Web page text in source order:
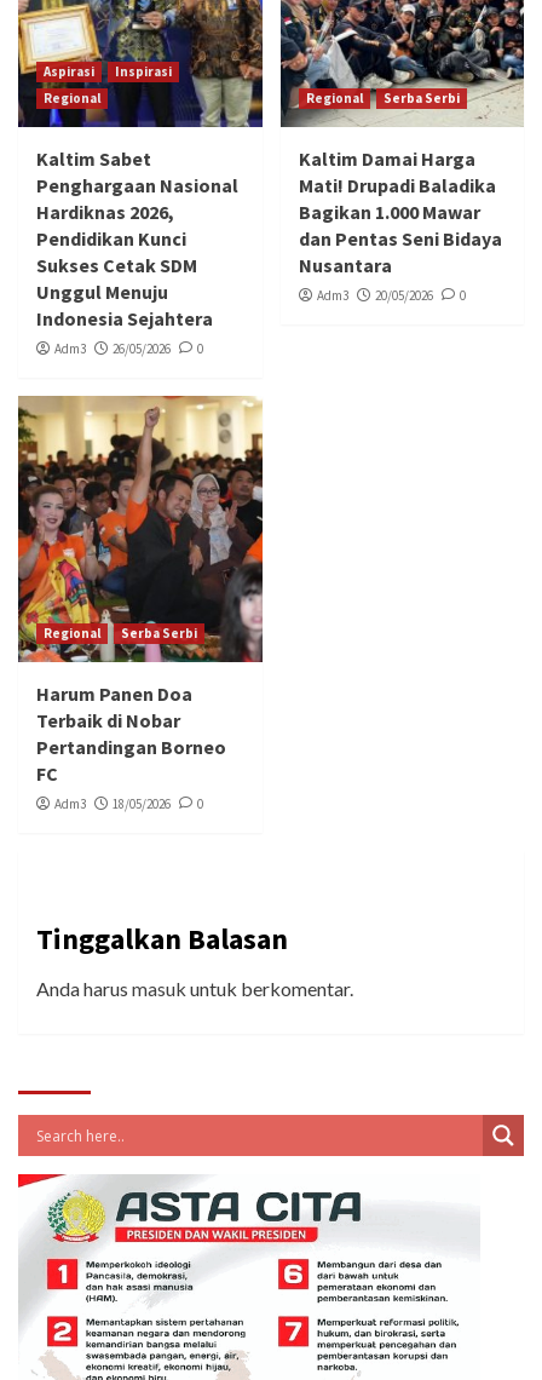
Aspirasi
Inspirasi
Regional
Kaltim Sabet
Penghargaan Nasional
Hardiknas 2026,
Pendidikan Kunci
Sukses Cetak SDM
Unggul Menuju
Indonesia Sejahtera
Adm3 26/05/2026 0
Regional Serba Serbi
Kaltim Damai Harga
Mati! Drupadi Baladika
Bagikan 1.000 Mawar
dan Pentas Seni Bidaya
Nusantara
Adm3 20/05/2026 0
Regional Serba Serbi
Harum Panen Doa
Terbaik di Nobar
Pertandingan Borneo
FC
Adm3 18/05/2026 0
Tinggalkan Balasan
Anda harus masuk untuk berkomentar.